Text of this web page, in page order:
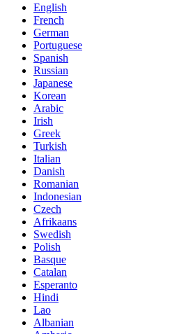
English
French
German
Portuguese
Spanish
Russian
Japanese
Korean
Arabic
Irish
Greek
Turkish
Italian
Danish
Romanian
Indonesian
Czech
Afrikaans
Swedish
Polish
Basque
Catalan
Esperanto
Hindi
Lao
Albanian